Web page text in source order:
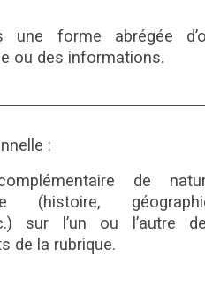
une forme abrégée
ou des informations.
:
de
(histoire,
sur l’un ou l’autre
de la rubrique.